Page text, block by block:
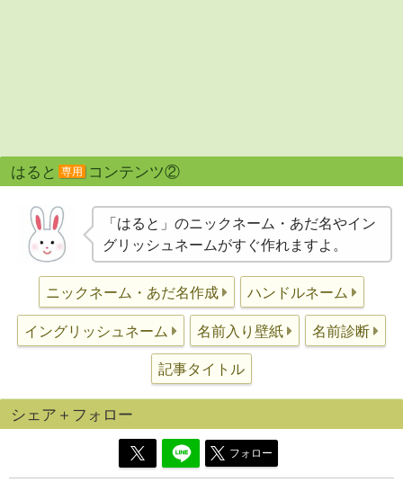
はると 専用 コンテンツ②
「はると」のニックネーム・あだ名やイン
グリッシュネームがすぐ作れますよ。
ニックネーム・あだ名作成 ハンドルネーム
イングリッシュネーム 名前入り壁紙 名前診断
記事タイトル
シェア＋フォロー
フォロー